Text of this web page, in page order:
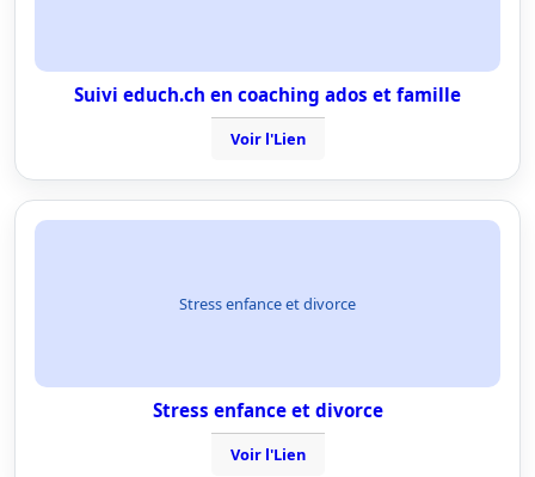
Suivi educh.ch en coaching ados et famille
Voir l'Lien
Stress enfance et divorce
Stress enfance et divorce
Voir l'Lien